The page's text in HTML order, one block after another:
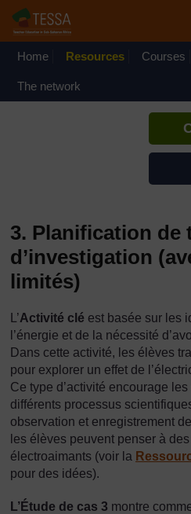
Home Resources Courses
The network
Si
pouvez
3. Planification de
d’investigation
limités)
L’Activité clé est basée sur les
l’énergie et de la nécessité
Dans cette activité, les élèves
pour explorer un effet de
Ce type d’activité encourage
différents processus
observation et enregistrement
les élèves peuvent penser à
électroaimants (voir la
pour des idées).
L’Étude de cas 3 montre